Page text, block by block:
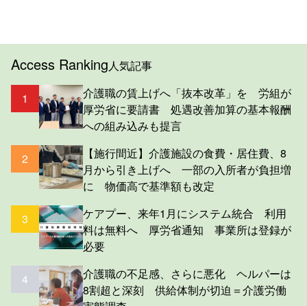
Access Ranking人気記事
1
介護職の賃上げへ「抜本改革」を 労組が
厚労省に要請書 処遇改善加算の基本報酬
への組み込みも提言
2
【施行間近】介護施設の食費・居住費、8
月から引き上げへ 一部の入所者が負担増
に 物価高で基準額も改定
3
ケアプー、来年1月にシステム統合 利用
料は無料へ 厚労省通知 事業所は登録が
必要
4
介護職の不足感、さらに悪化 ヘルパーは
8割超と深刻 供給体制が切迫＝介護労働